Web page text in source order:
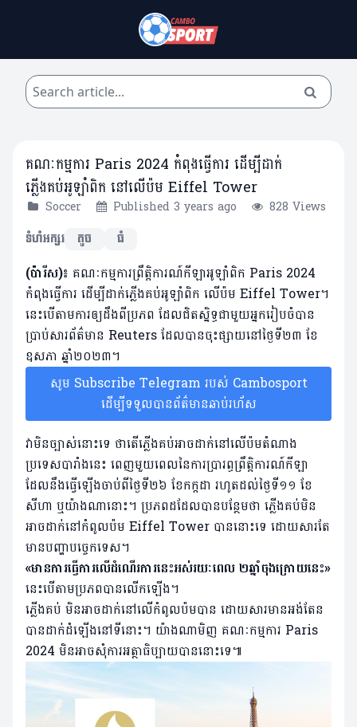
គណៈកម្មការ Paris 2024 កំពុងធ្វើការ ដើម្បីដាក់
ភ្លើងគប់អូឡាំពិក នៅលើប៉ម Eiffel Tower
Soccer Published 3 years ago
828 Views
ទំហំអក្សរ
តូច ធំ
(ប៉ារីស)៖ គណៈកម្មការព្រឹត្តិការណ៍កីឡាអូឡាំពិក Paris 2024
កំពុងធ្វើការ ដើម្បីដាក់ភ្លើងគប់អូឡាំពិក លើប៉ម Eiffel Tower។
នេះបើតាមការឲ្យដឹងពីប្រភព ដែលជិតស្និទ្ធជាមួយអ្នករៀបចំបាន
ប្រាប់សារព័ត៌មាន Reuters ដែលបានចុះផ្សាយនៅថ្ងៃទី២៣ ខែ
ឧសភា ឆ្នាំ២០២៣។
សូម Subscribe Telegram របស់ Cambosport
ដើម្បីទទួលបានព័ត៌មានឆាប់រហ័ស
វាមិនច្បាស់នោះទេ ថាតើភ្លើងគប់អាចដាក់នៅលើប៉មតំណាង
ប្រទេសបារាំងនេះ ពេញមួយពេលនៃការប្រារព្ធព្រឹត្តិការណ៍កីឡា
ដែលនឹងធ្វើឡើងចាប់ពីថ្ងៃទី២៦ ខែកក្កដា រហូតដល់ថ្ងៃទី១១ ខែ
សីហា ឬយ៉ាងណានោះ។ ប្រភពដដែលបានបន្ថែមថា ភ្លើងគប់មិន
អាចដាក់នៅកំពូលប៉ម Eiffel Tower បាននោះទេ ដោយសារតែ
មានបញ្ហាបច្ចេកទេស។
«មានការធ្វើការលើដំណើរការនេះអស់រយៈពេល ២ឆ្នាំចុងក្រោយនេះ»
នេះបើតាមប្រភពបានលើកឡើង។
ភ្លើងគប់ មិនអាចដាក់នៅលើកំពូលប៉មបាន ដោយសារមានអង់តែន
បានដាក់ដំឡើងនៅទីនោះ។ យ៉ាងណាមិញ គណៈកម្មការ Paris
2024 មិនអាចសុំការអត្ថាធិប្បាយបាននោះទេ៕